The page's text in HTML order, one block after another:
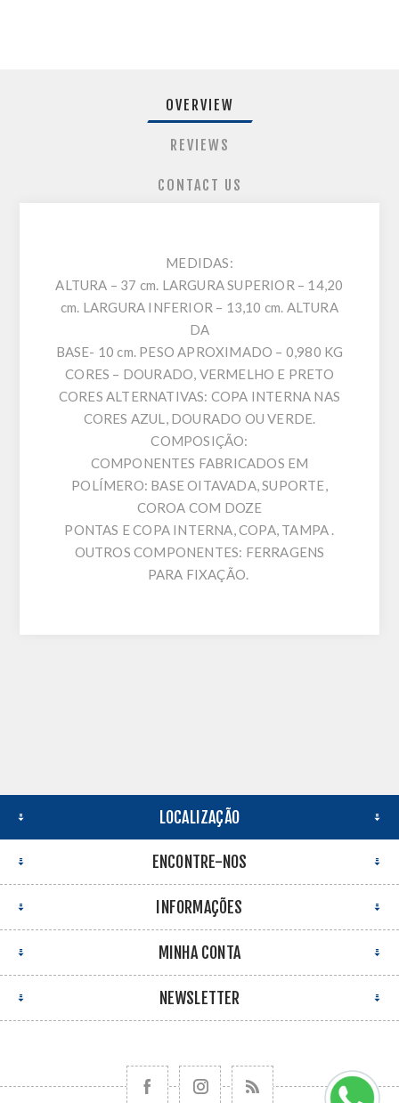
OVERVIEW
REVIEWS
CONTACT US
MEDIDAS:
ALTURA – 37 cm. LARGURA SUPERIOR – 14,20
cm. LARGURA INFERIOR – 13,10 cm. ALTURA
DA
BASE- 10 cm. PESO APROXIMADO – 0,980 KG
CORES – DOURADO, VERMELHO E PRETO
CORES ALTERNATIVAS: COPA INTERNA NAS
CORES AZUL, DOURADO OU VERDE.
COMPOSIÇÃO:
COMPONENTES FABRICADOS EM
POLÍMERO: BASE OITAVADA, SUPORTE,
COROA COM DOZE
PONTAS E COPA INTERNA, COPA, TAMPA .
OUTROS COMPONENTES: FERRAGENS
PARA FIXAÇÃO.
LOCALIZAÇÃO
ENCONTRE-NOS
INFORMAÇÕES
MINHA CONTA
NEWSLETTER